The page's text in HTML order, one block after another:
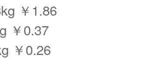
￥1.86
￥0.37
￥0.26